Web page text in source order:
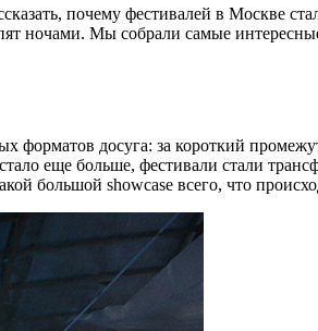
почему фестивалей в Москве
ночами. Мы собрали самые
форматов досуга: за короткий
еще больше, фестивали стали
большой showcase всего, что